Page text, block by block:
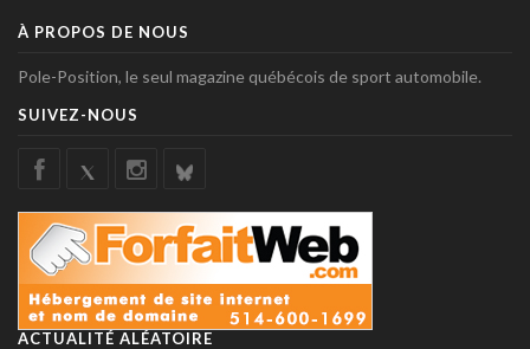
À PROPOS DE NOUS
Pole-Position, le seul magazine québécois de sport automobile.
SUIVEZ-NOUS
ACTUALITÉ ALÉATOIRE